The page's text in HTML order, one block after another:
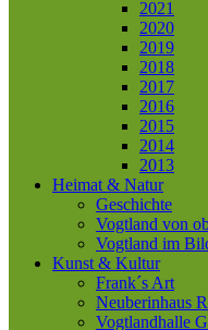
2021
2020
2019
2018
2017
2016
2015
2014
2013
Heimat & Natur
Geschichte
Vogtland von
Vogtland im
Kunst & Kultur
Frank´s Art
Neuberinhaus
Vogtlandhalle